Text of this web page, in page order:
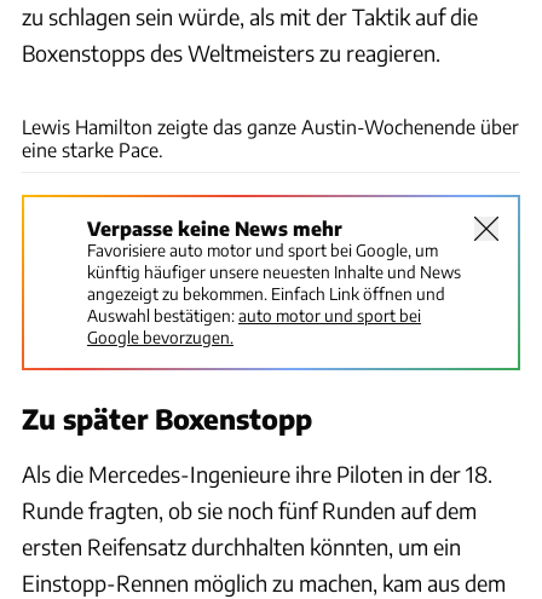
zu schlagen sein würde, als mit der Taktik auf die
Boxenstopps des Weltmeisters zu reagieren.
Lewis Hamilton zeigte das ganze Austin-Wochenende über
eine starke Pace.
Verpasse keine News mehr
Favorisiere auto motor und sport bei Google, um
künftig häufiger unsere neuesten Inhalte und News
angezeigt zu bekommen. Einfach Link öffnen und
Auswahl bestätigen:auto motor und sport bei
Google bevorzugen.
Zu später Boxenstopp
Als die Mercedes-Ingenieure ihre Piloten in der 18.
Runde fragten, ob sie noch fünf Runden auf dem
ersten Reifensatz durchhalten könnten, um ein
Einstopp-Rennen möglich zu machen, kam aus dem